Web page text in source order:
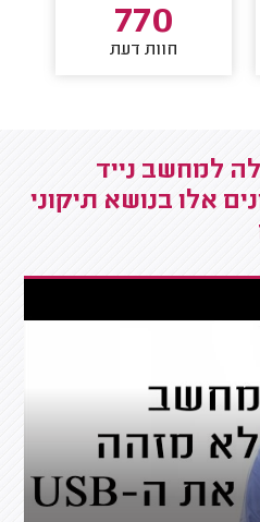
770
חוות דעת
למחשב נייד
אלו בנושא תיקוני